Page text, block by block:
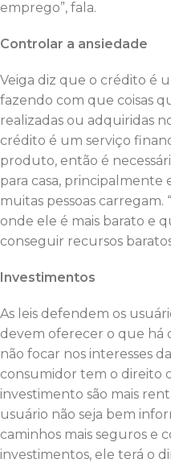
emprego”, fala.
Controlar a ansiedade
Veiga diz que o crédito é
fazendo com que coisas
realizadas ou adquiridas
crédito é um serviço
produto, então é
para casa, principalmente
muitas pessoas carregam.
onde ele é mais barato e
conseguir recursos
Investimentos
As leis defendem os
devem oferecer o que há
não focar nos interesses
consumidor tem o direito
investimento são mais
usuário não seja bem
caminhos mais seguros e
investimentos, ele terá o